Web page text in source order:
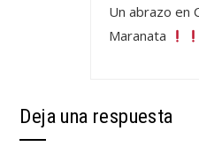
Un abrazo en
Maranata
Deja una respuesta